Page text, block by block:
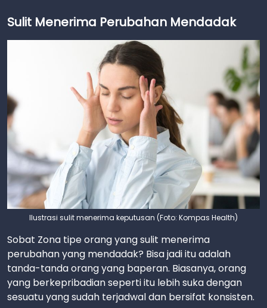
Sulit Menerima Perubahan Mendadak
Ilustrasi sulit menerima keputusan (Foto: Kompas Health)
Sobat Zona tipe orang yang sulit menerima
perubahan yang mendadak? Bisa jadi itu adalah
tanda-tanda orang yang baperan. Biasanya, orang
yang berkepribadian seperti itu lebih suka dengan
sesuatu yang sudah terjadwal dan bersifat konsisten.